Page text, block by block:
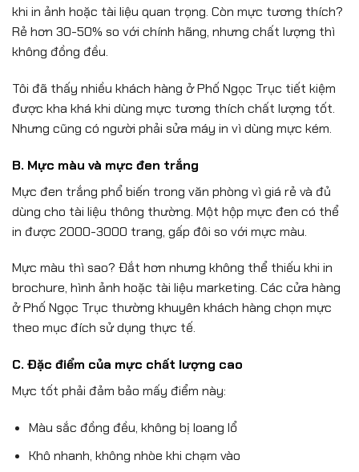
khi in ảnh hoặc tài liệu quan trọng. Còn mực tương thích?
Rẻ hơn 30-50% so với chính hãng, nhưng chất lượng thì
không đồng đều.
Tôi đã thấy nhiều khách hàng ở Phố Ngọc Trục tiết kiệm
được kha khá khi dùng mực tương thích chất lượng tốt.
Nhưng cũng có người phải sửa máy in vì dùng mực kém.
B. Mực màu và mực đen trắng
Mực đen trắng phổ biến trong văn phòng vì giá rẻ và đủ
dùng cho tài liệu thông thường. Một hộp mực đen có thể
in được 2000-3000 trang, gấp đôi so với mực màu.
Mực màu thì sao? Đắt hơn nhưng không thể thiếu khi in
brochure, hình ảnh hoặc tài liệu marketing. Các cửa hàng
ở Phố Ngọc Trục thường khuyên khách hàng chọn mực
theo mục đích sử dụng thực tế.
C. Đặc điểm của mực chất lượng cao
Mực tốt phải đảm bảo mấy điểm này:
Màu sắc đồng đều, không bị loang lổ
Khô nhanh, không nhòe khi chạm vào